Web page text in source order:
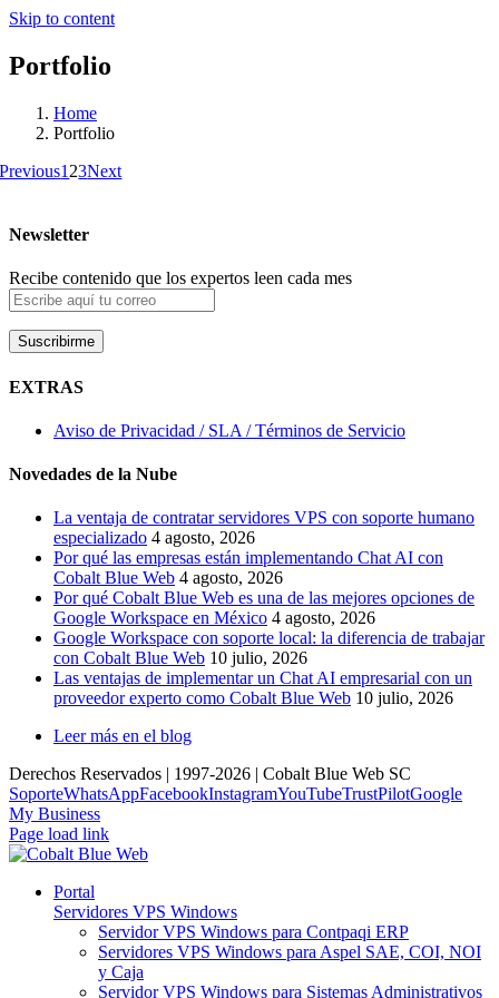
Skip to content
Portfolio
Home
Portfolio
Previous1 23Next
Newsletter
Recibe contenido que los expertos leen cada mes
EXTRAS
Aviso de Privacidad / SLA / Términos de Servicio
Novedades de la Nube
La ventaja de contratar servidores VPS con soporte humano
especializado 4 agosto, 2026
Por qué las empresas están implementando Chat AI con
Cobalt Blue Web 4 agosto, 2026
Por qué Cobalt Blue Web es una de las mejores opciones de
Google Workspace en México 4 agosto, 2026
Google Workspace con soporte local: la diferencia de trabajar
con Cobalt Blue Web 10 julio, 2026
Las ventajas de implementar un Chat AI empresarial con un
proveedor experto como Cobalt Blue Web 10 julio, 2026
Leer más en el blog
Derechos Reservados | 1997-2026 | Cobalt Blue Web SC
SoporteWhatsAppFacebookInstagramYouTubeTrustPilotGoogle
My Business
Page load link
Portal
Servidores VPS Windows
Servidor VPS Windows para Contpaqi ERP
Servidores VPS Windows para Aspel SAE, COI, NOI
y Caja
Servidor VPS Windows para Sistemas Administrativos